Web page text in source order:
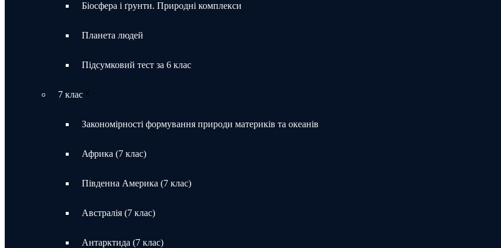
Біосфера і ґрунти. Природні комплекси
Планета людей
Підсумковий тест за 6 клас
7 клас
Закономірності формування природи материків та океанів
Африка (7 клас)
Південна Америка (7 клас)
Австралія (7 клас)
Антарктида (7 клас)